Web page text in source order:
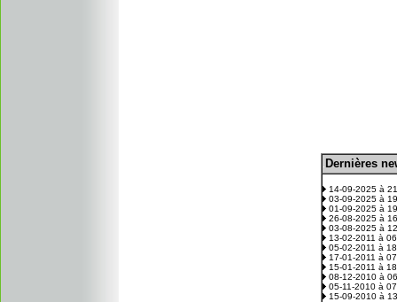
Dernières
14-09-2025 à
03-09-2025 à
01-09-2025 à
26-08-2025 à
03-08-2025 à
13-02-2011 à
05-02-2011 à
17-01-2011 à
15-01-2011 à
08-12-2010 à
05-11-2010 à
15-09-2010 à